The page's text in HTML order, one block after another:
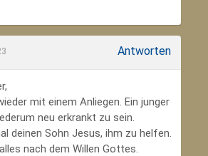
Antworten
mit einem Anliegen. Ein junger
neu erkrankt zu sein.
deinen Sohn Jesus, ihm zu helfen.
nach dem Willen Gottes.